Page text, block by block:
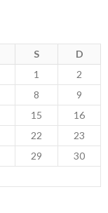
S
D
1
2
8
9
15
16
22
23
29
30